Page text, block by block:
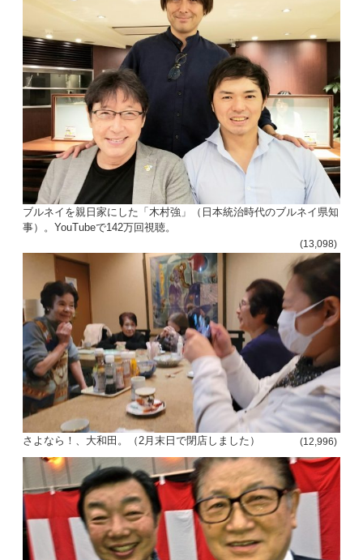
ブルネイを親日家にした「木村強」（日本統治時代のブルネイ県知
事）。YouTubeで142万回視聴。
(13,098)
さよなら！、大和田。（2月末日で閉店しました） (12,996)